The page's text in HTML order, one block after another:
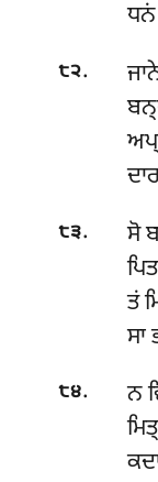
ਧਨਂ
੮੨.
੮੩.
ਸੋ
ਤਂ
ਸਾ
੮੪.
ਨ